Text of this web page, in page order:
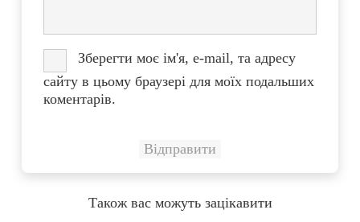
Зберегти моє ім'я, e-mail, та адресу
сайту в цьому браузері для моїх подальших
коментарів.
Також вас можуть зацікавити